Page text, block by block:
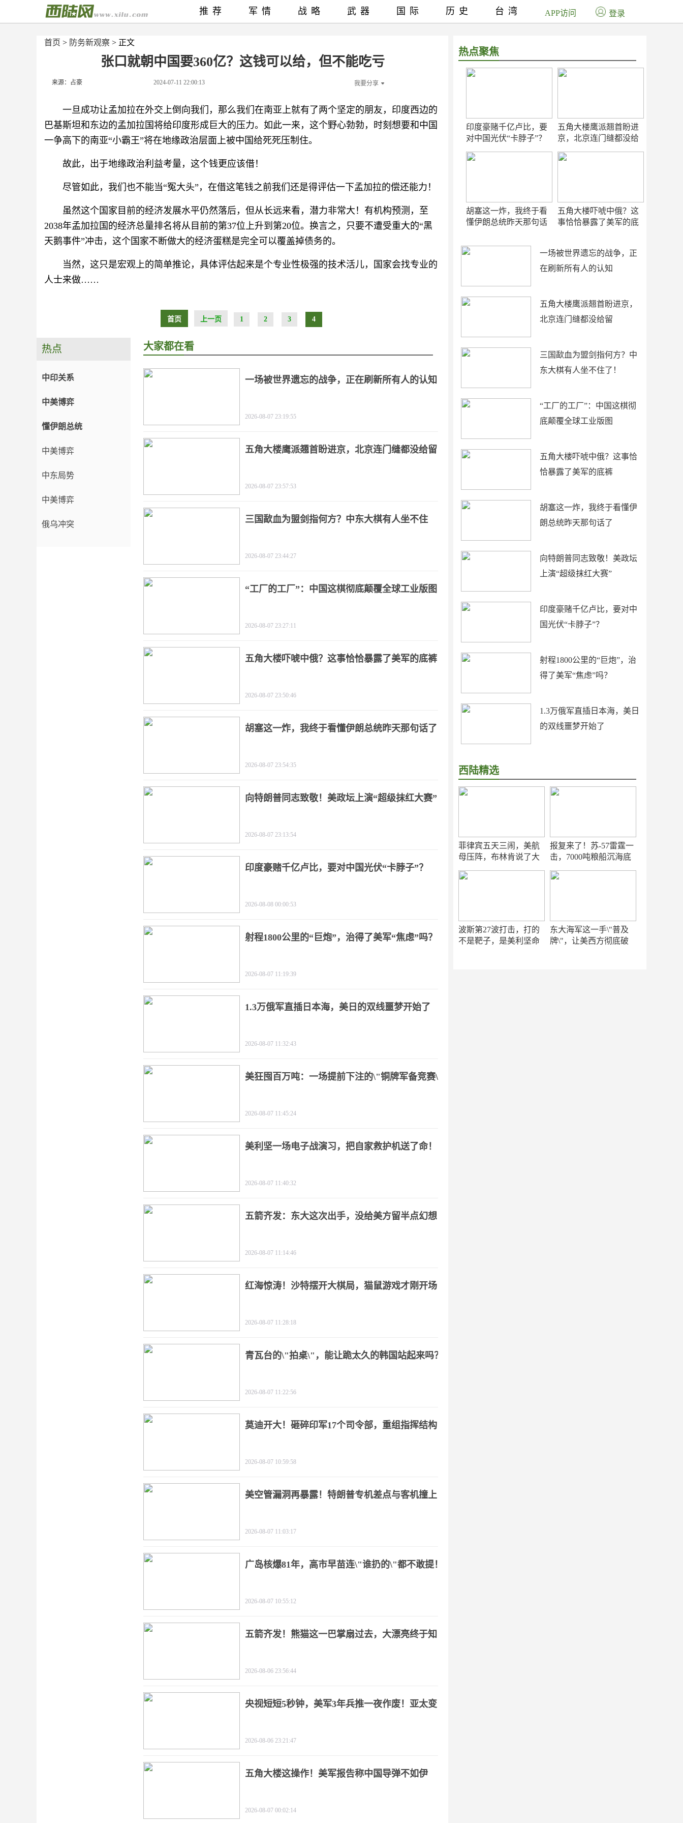
首页 > 防务新观察 > 正文
张口就朝中国要360亿？这钱可以给，但不能吃亏
来源：占豪 2024-07-11 22:00:13 我要分享
一旦成功让孟加拉在外交上倒向我们，那么我们在南亚上就有了两个坚定的朋友，印度西边的
巴基斯坦和东边的孟加拉国将给印度形成巨大的压力。如此一来，这个野心勃勃，时刻想要和中国
一争高下的南亚“小霸王”将在地缘政治层面上被中国给死死压制住。
故此，出于地缘政治利益考量，这个钱更应该借！
尽管如此，我们也不能当“冤大头”，在借这笔钱之前我们还是得评估一下孟加拉的偿还能力！
虽然这个国家目前的经济发展水平仍然落后，但从长远来看，潜力非常大！有机构预测，至
2038年孟加拉国的经济总量排名将从目前的第37位上升到第20位。换言之，只要不遭受重大的“黑
天鹅事件”冲击，这个国家不断做大的经济蛋糕是完全可以覆盖掉债务的。
当然，这只是宏观上的简单推论，具体评估起来是个专业性极强的技术活儿，国家会找专业的
人士来做……
首页 上一页 1 2 3 4
热点聚焦
印度豪赌千亿卢比，要
对中国光伏“卡脖子”？
五角大楼鹰派翘首盼进
京，北京连门缝都没给
胡塞这一炸，我终于看
懂伊朗总统昨天那句话
五角大楼吓唬中俄？这
事恰恰暴露了美军的底
一场被世界遗忘的战争，正
在刷新所有人的认知
五角大楼鹰派翘首盼进京，
北京连门缝都没给留
三国歃血为盟剑指何方？中
东大棋有人坐不住了！
“工厂的工厂”：中国这棋彻
底颠覆全球工业版图
五角大楼吓唬中俄？这事恰
恰暴露了美军的底裤
胡塞这一炸，我终于看懂伊
朗总统昨天那句话了
向特朗普同志致敬！美政坛
上演“超级抹红大赛”
印度豪赌千亿卢比，要对中
国光伏“卡脖子”？
射程1800公里的“巨炮”，治
得了美军“焦虑”吗？
1.3万俄军直插日本海，美日
的双线噩梦开始了
西陆精选
菲律宾五天三闹，美航
母压阵，布林肯说了大
报复来了！苏-57雷霆一
击，7000吨粮船沉海底
波斯第27波打击，打的
不是靶子，是美利坚命
东大海军这一手\"普及
牌\"，让美西方彻底破
推荐 军情 战略 武器 国际 历史 台湾 APP访问 登录
热点
中印关系
中美博弈
懂伊朗总统
中美博弈
中东局势
中美博弈
俄乌冲突
大家都在看
一场被世界遗忘的战争，正在刷新所有人的认知
2026-08-07 23:19:55
五角大楼鹰派翘首盼进京，北京连门缝都没给留
2026-08-07 23:57:53
三国歃血为盟剑指何方？中东大棋有人坐不住
2026-08-07 23:44:27
“工厂的工厂”：中国这棋彻底颠覆全球工业版图
2026-08-07 23:27:11
五角大楼吓唬中俄？这事恰恰暴露了美军的底裤
2026-08-07 23:50:46
胡塞这一炸，我终于看懂伊朗总统昨天那句话了
2026-08-07 23:54:35
向特朗普同志致敬！美政坛上演“超级抹红大赛”
2026-08-07 23:13:54
印度豪赌千亿卢比，要对中国光伏“卡脖子”？
2026-08-08 00:00:53
射程1800公里的“巨炮”，治得了美军“焦虑”吗？
2026-08-07 11:19:39
1.3万俄军直插日本海，美日的双线噩梦开始了
2026-08-07 11:32:43
美狂囤百万吨：一场提前下注的\"铜牌军备竞赛\"
2026-08-07 11:45:24
美利坚一场电子战演习，把自家救护机送了命！
2026-08-07 11:40:32
五箭齐发：东大这次出手，没给美方留半点幻想
2026-08-07 11:14:46
红海惊涛！沙特摆开大棋局，猫鼠游戏才刚开场
2026-08-07 11:28:18
青瓦台的\"拍桌\"，能让跪太久的韩国站起来吗？
2026-08-07 11:22:56
莫迪开大！砸碎印军17个司令部，重组指挥结构
2026-08-07 10:59:58
美空管漏洞再暴露！特朗普专机差点与客机撞上
2026-08-07 11:03:17
广岛核爆81年，高市早苗连\"谁扔的\"都不敢提！
2026-08-07 10:55:12
五箭齐发！熊猫这一巴掌扇过去，大漂亮终于知
2026-08-06 23:56:44
央视短短5秒钟，美军3年兵推一夜作废！亚太变
2026-08-06 23:21:47
五角大楼这操作！美军报告称中国导弹不如伊
2026-08-07 00:02:14